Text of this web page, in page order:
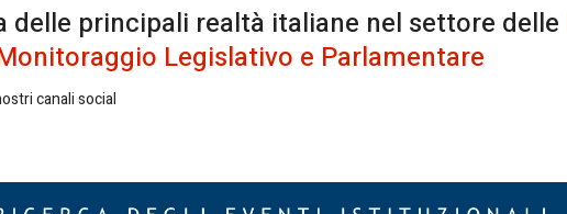
delle principali realtà italiane nel settore delle
Legislativo e Parlamentare
canali social